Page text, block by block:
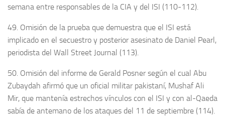
semana entre responsables de la CIA y del ISI (110-112).
49. Omisión de la prueba que demuestra que el ISI está
implicado en el secuestro y posterior asesinato de Daniel Pearl,
periodista del Wall Street Journal (113).
50. Omisión del informe de Gerald Posner según el cual Abu
Zubaydah afirmó que un oficial militar pakistaní, Mushaf Ali
Mir, que mantenía estrechos vínculos con el ISI y con al-Qaeda
sabía de antemano de los ataques del 11 de septiembre (114).